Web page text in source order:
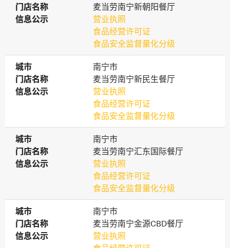
门店名称
门店名称
麦当劳南宁新朝阳餐厅
信息公示
信息公示
营业执照
食品经营许可证
食品安全监督量化分级
城市
城市
南宁市
门店名称
门店名称
麦当劳南宁新民生餐厅
信息公示
信息公示
营业执照
食品经营许可证
食品安全监督量化分级
城市
城市
南宁市
门店名称
门店名称
麦当劳南宁汇东国际餐厅
信息公示
信息公示
营业执照
食品经营许可证
食品安全监督量化分级
城市
城市
南宁市
门店名称
门店名称
麦当劳南宁金源CBD餐厅
信息公示
信息公示
营业执照